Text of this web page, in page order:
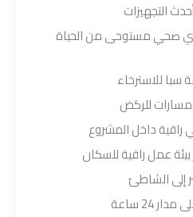
التجهيزات
صحي مستوحى من الحياة
سبا للاسترخاء
للركض
داخل المشروع
عمل راقية للسكان
إلى الشاطئ
24 ساعة